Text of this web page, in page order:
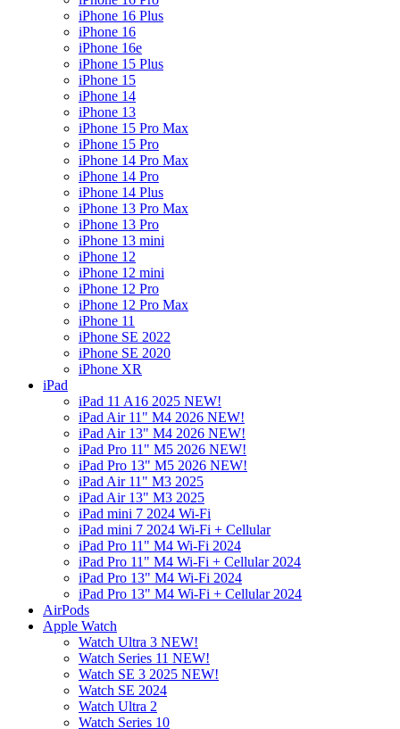
iPhone 16 Plus
iPhone 16
iPhone 16e
iPhone 15 Plus
iPhone 15
iPhone 14
iPhone 13
iPhone 15 Pro Max
iPhone 15 Pro
iPhone 14 Pro Max
iPhone 14 Pro
iPhone 14 Plus
iPhone 13 Pro Max
iPhone 13 Pro
iPhone 13 mini
iPhone 12
iPhone 12 mini
iPhone 12 Pro
iPhone 12 Pro Max
iPhone 11
iPhone SE 2022
iPhone SE 2020
iPhone XR
iPad
iPad 11 A16 2025 NEW!
iPad Air 11" M4 2026 NEW!
iPad Air 13" M4 2026 NEW!
iPad Pro 11" M5 2026 NEW!
iPad Pro 13" M5 2026 NEW!
iPad Air 11" M3 2025
iPad Air 13" M3 2025
iPad mini 7 2024 Wi-Fi
iPad mini 7 2024 Wi-Fi + Cellular
iPad Pro 11" M4 Wi-Fi 2024
iPad Pro 11" M4 Wi-Fi + Cellular 2024
iPad Pro 13" M4 Wi-Fi 2024
iPad Pro 13" M4 Wi-Fi + Cellular 2024
AirPods
Apple Watch
Watch Ultra 3 NEW!
Watch Series 11 NEW!
Watch SE 3 2025 NEW!
Watch SE 2024
Watch Ultra 2
Watch Series 10